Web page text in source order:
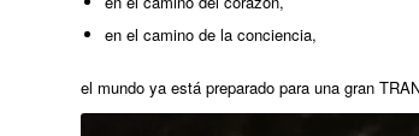
en el camino de la conciencia,
el mundo ya está preparado para una gran